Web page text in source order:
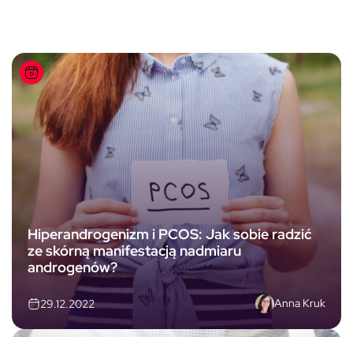
Hiperandrogenizm i PCOS: Jak sobie radzić
ze skórną manifestacją nadmiaru
androgenów?
29.12.2022 Anna Kruk